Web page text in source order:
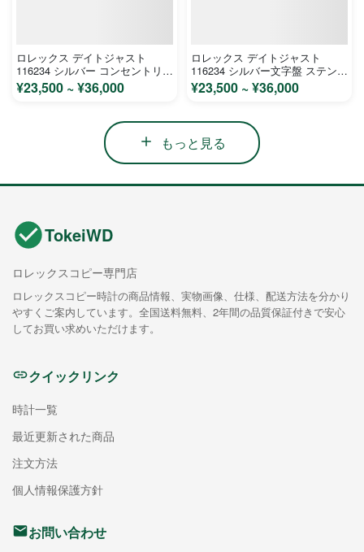
ロレックス デイトジャスト
116234 シルバー コンセントリッ
クアラビア文字盤 ステンレス ホ
ワイトゴールド メンズ 時計 コ
¥23,500 ~ ¥36,000
ロレックス デイトジャスト
116234 シルバー文字盤 ステンレ
ス ホワイトゴールド メンズ 時
計 コピー
¥23,500 ~ ¥36,000
もっと見る
TokeiWD
ロレックスコピー専門店
ロレックスコピー時計の商品情報、実物画像、仕様、配送方法を分かり
やすくご案内しています。全国送料無料、2年間の品質保証付きで安心
してお買い求めいただけます。
クイックリンク
時計一覧
最近更新された商品
注文方法
個人情報保護方針
お問い合わせ